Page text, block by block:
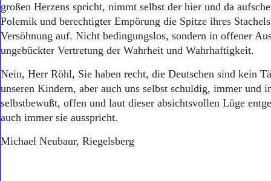
großen Herzens spricht, nimmt selbst der hier und da
Polemik und berechtigter Empörung die Spitze ihres
Versöhnung auf. Nicht bedingungslos, sondern in offener
ungebückter Vertretung der Wahrheit und Wahrhaftigkeit.
Nein, Herr Röhl, Sie haben recht, die Deutschen sind kein
unseren Kindern, aber auch uns selbst schuldig, immer und
selbstbewußt, offen und laut dieser absichtsvollen Lüge
auch immer sie ausspricht.
Michael Neubaur, Riegelsberg